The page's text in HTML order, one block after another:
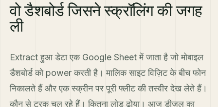
वो डैशबोर्ड जिसने स्क्रॉलिंग की जगह
ली
Extract हुआ डेटा एक Google Sheet में जाता है जो मोबाइल
डैशबोर्ड को power करती है। मालिक साइट विज़िट के बीच फोन
निकालते हैं और एक स्क्रीन पर पूरी फ्लीट की तस्वीर देख लेते हैं।
कौन से ट्रक चल रहे हैं। कितना लोड ढोया। आज डीज़ल का